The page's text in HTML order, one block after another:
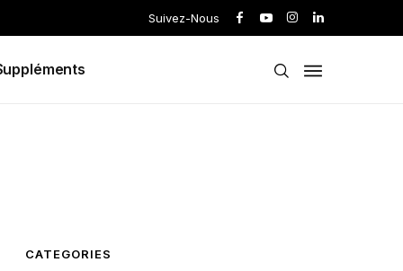
Suivez-Nous
CATEGORIES